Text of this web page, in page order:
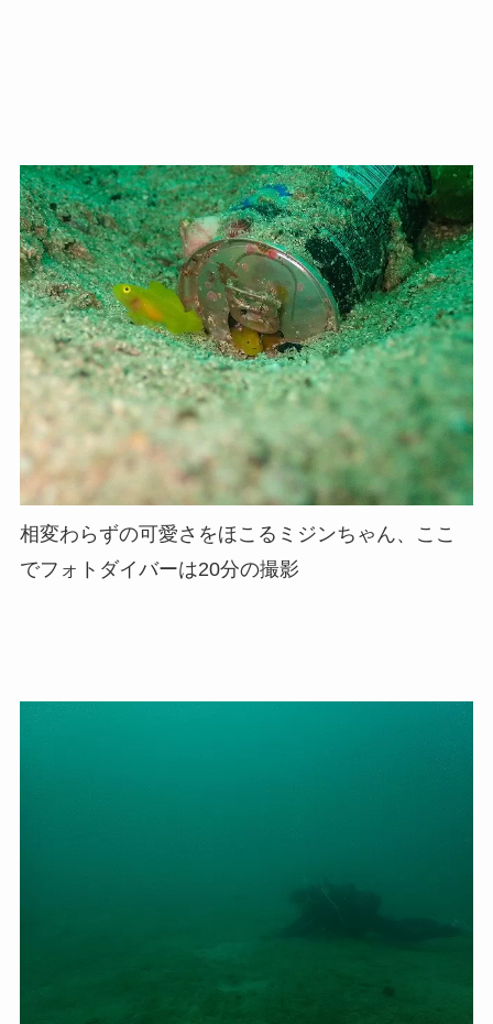
相変わらずの可愛さをほこるミジンちゃん、ここ
でフォトダイバーは20分の撮影